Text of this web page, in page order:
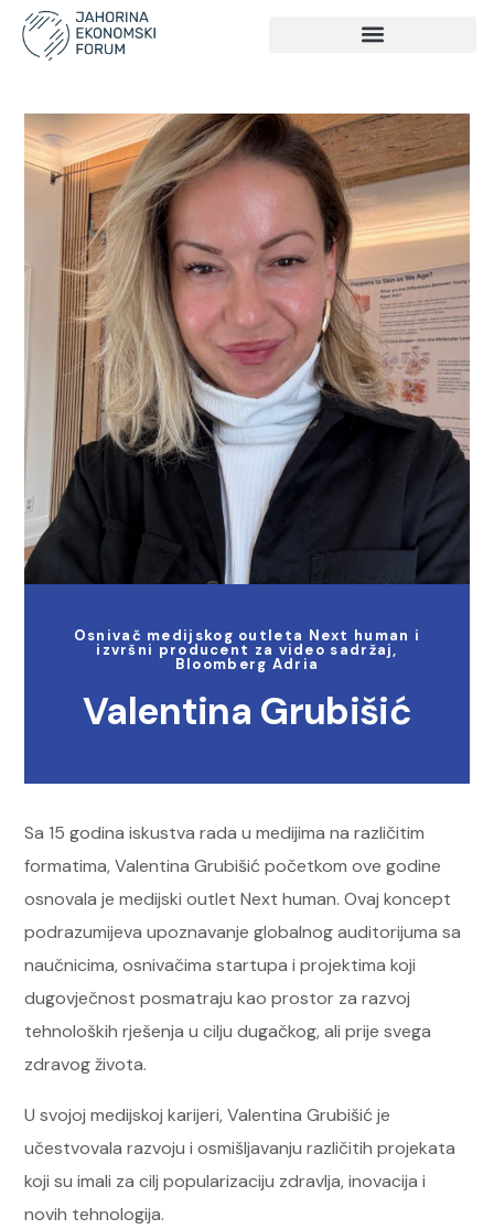
Osnivač medijskog outleta Next human i
izvršni producent za video sadržaj,
Bloomberg Adria
Valentina Grubišić
Sa 15 godina iskustva rada u medijima na različitim
formatima, Valentina Grubišić početkom ove godine
osnovala je medijski outlet Next human. Ovaj koncept
podrazumijeva upoznavanje globalnog auditorijuma sa
naučnicima, osnivačima startupa i projektima koji
dugovječnost posmatraju kao prostor za razvoj
tehnoloških rješenja u cilju dugačkog, ali prije svega
zdravog života.
U svojoj medijskoj karijeri, Valentina Grubišić je
učestvovala razvoju i osmišljavanju različitih projekata
koji su imali za cilj popularizaciju zdravlja, inovacija i
novih tehnologija.